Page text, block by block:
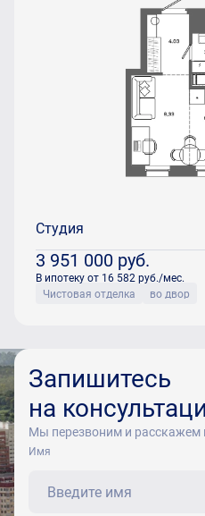
Студия
3 951 000 руб.
В ипотеку от 16 582 руб./мес.
Чистовая отделка
во двор
Запишитесь
на
Мы перезвоним и расскажем
Имя